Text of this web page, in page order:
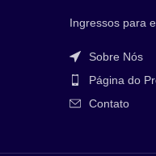
Ingressos para
Sobre Nós
Página do
Contato